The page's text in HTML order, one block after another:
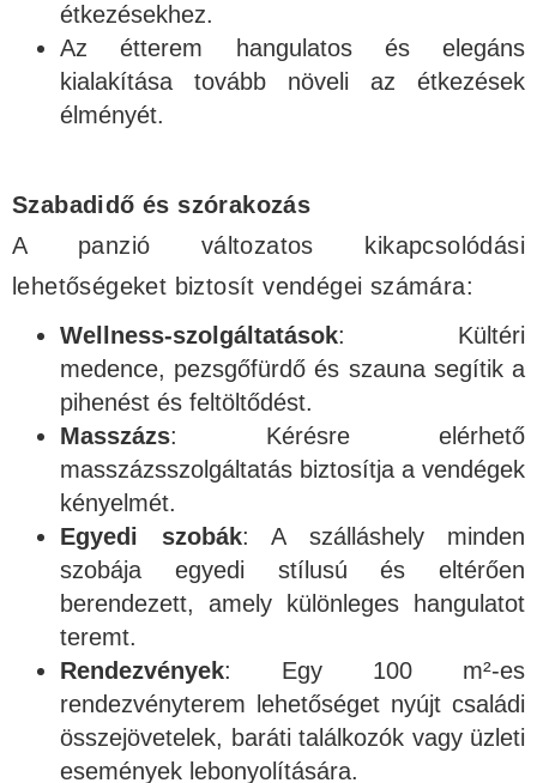
étkezésekhez.
Az étterem hangulatos és elegáns
kialakítása tovább növeli az étkezések
élményét.
Szabadidő és szórakozás
A panzió változatos kikapcsolódási
lehetőségeket biztosít vendégei számára:
Wellness-szolgáltatások: Kültéri
medence, pezsgőfürdő és szauna segítik a
pihenést és feltöltődést.
Masszázs: Kérésre elérhető
masszázsszolgáltatás biztosítja a vendégek
kényelmét.
Egyedi szobák: A szálláshely minden
szobája egyedi stílusú és eltérően
berendezett, amely különleges hangulatot
teremt.
Rendezvények: Egy 100 m²-es
rendezvényterem lehetőséget nyújt családi
összejövetelek, baráti találkozók vagy üzleti
események lebonyolítására.